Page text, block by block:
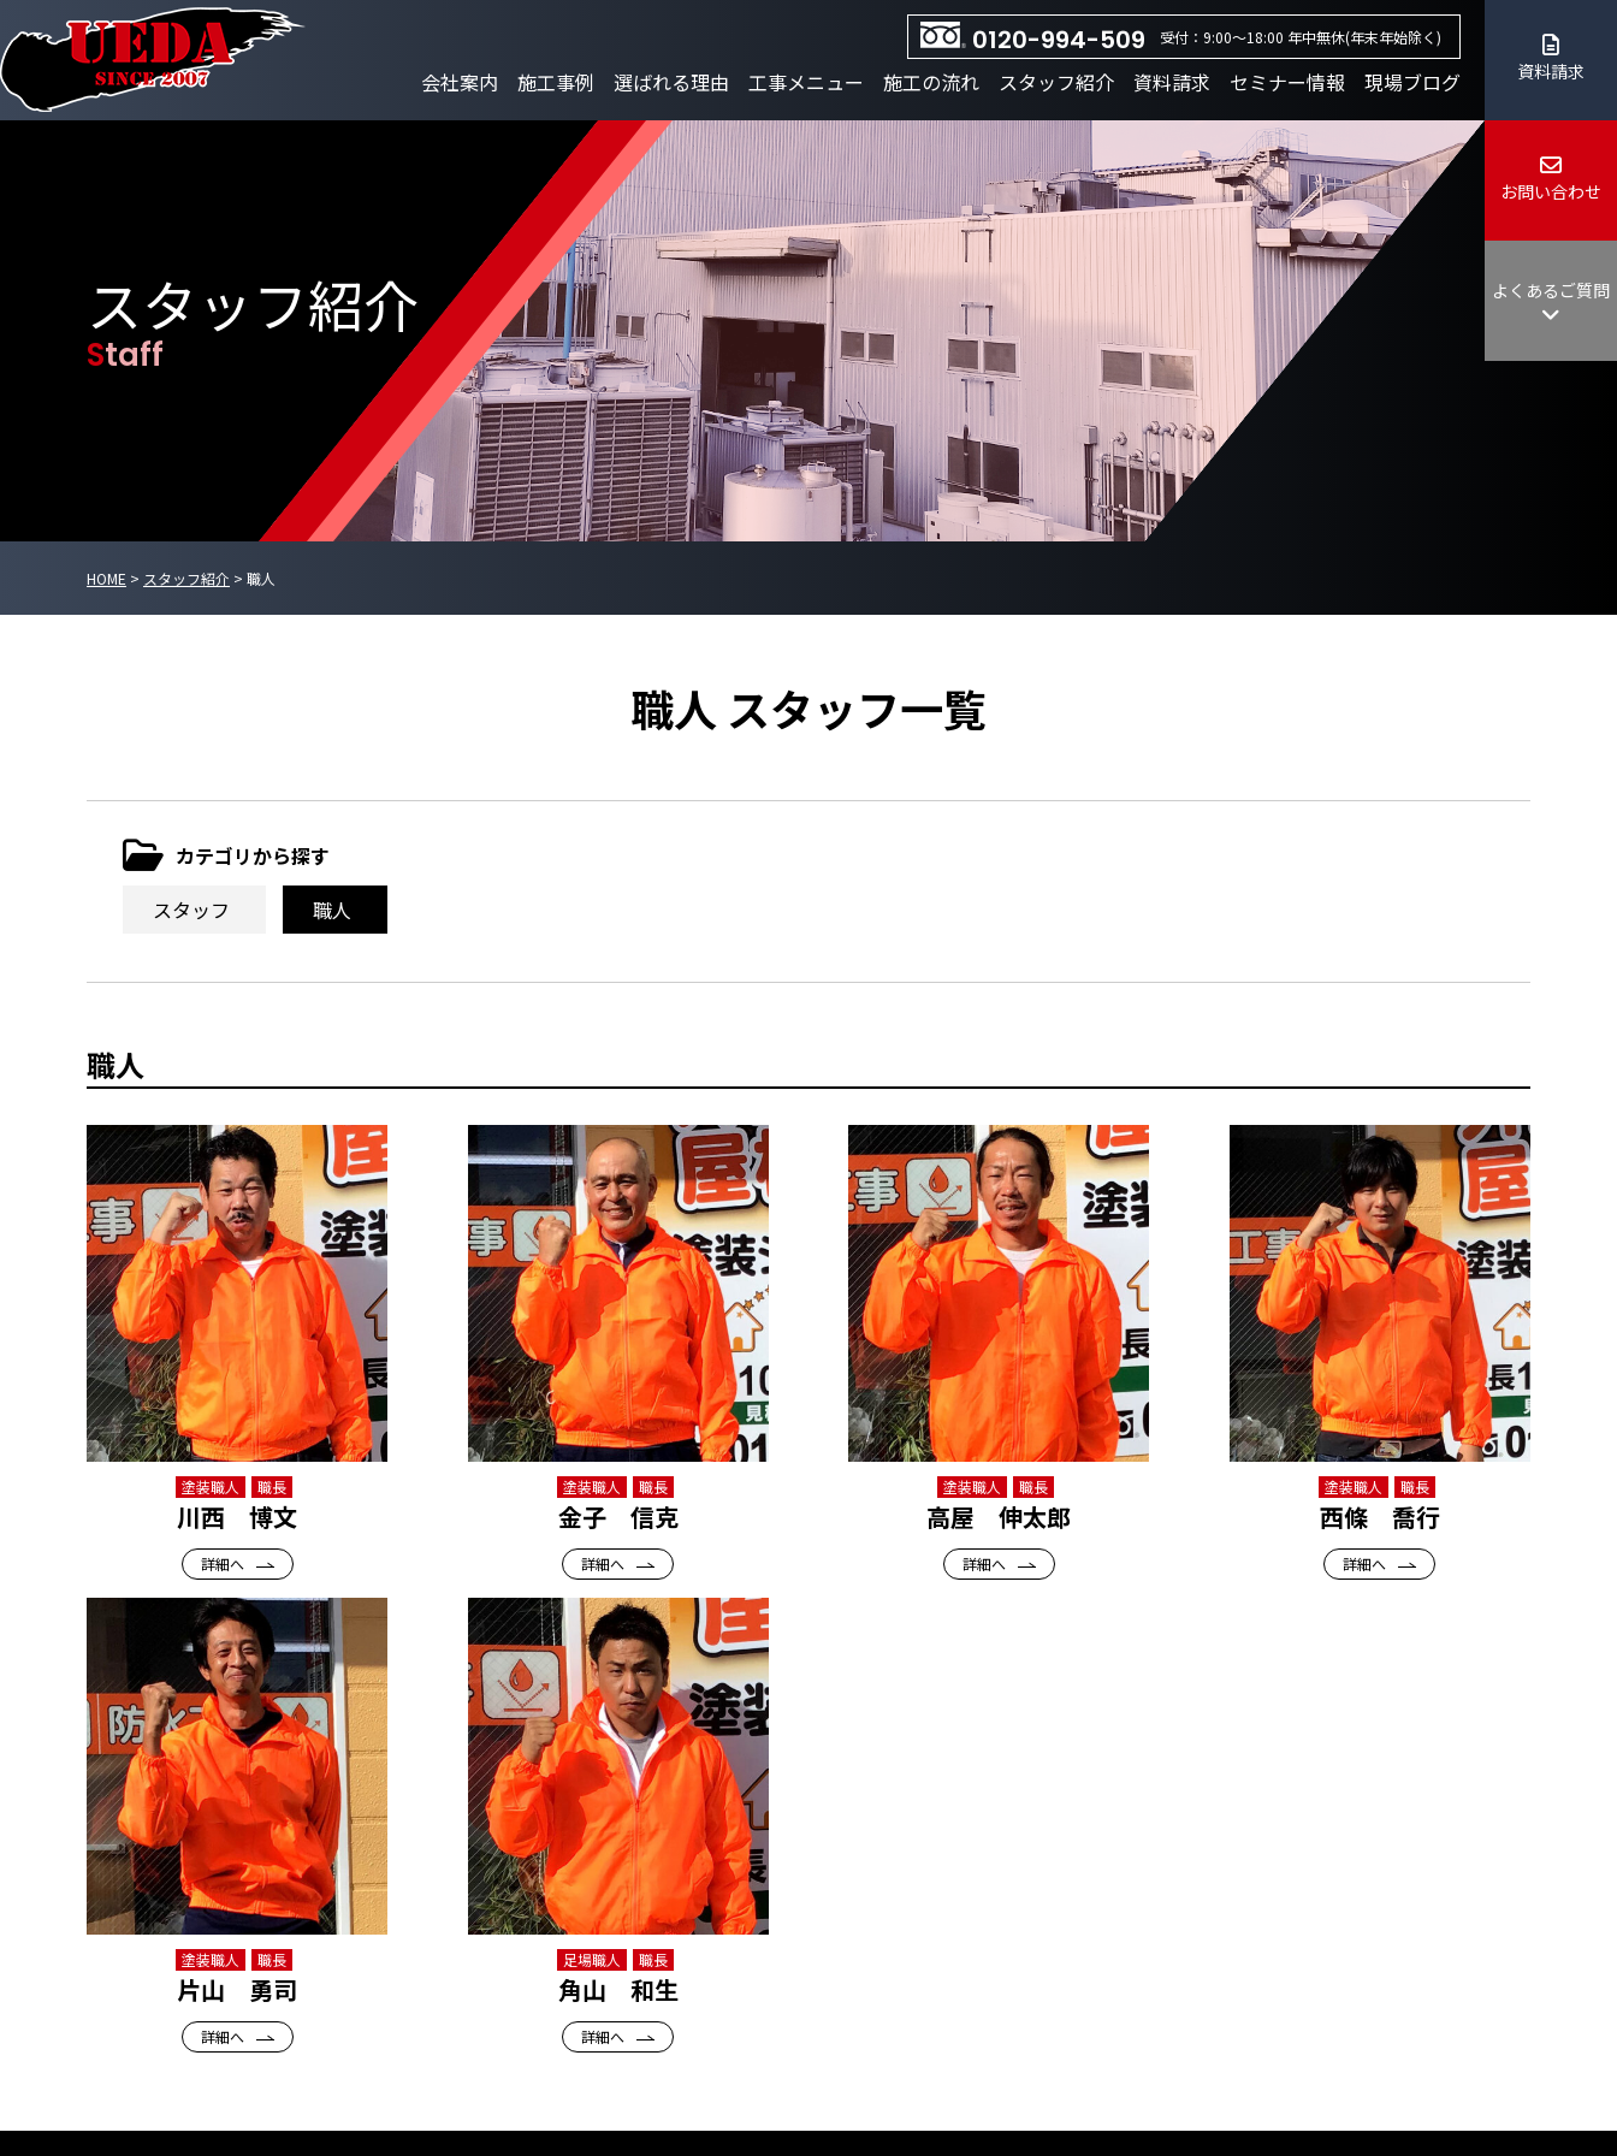
0120-994-509 受付：9:00～18:00 年中無休(年末年始除く)
会社案内 施工事例 選ばれる理由 工事メニュー 施工の流れ スタッフ紹介 資料請求 セミナー情報 現場ブログ 資料請求
お問い合わせ
よくあるご質問
スタッフ紹介
Staff
HOME > スタッフ紹介 > 職人
職人 スタッフ一覧
カテゴリから探す
スタッフ
職人
職人
塗装職人 職長
川西 博文
詳細へ
塗装職人 職長
金子 信克
詳細へ
塗装職人 職長
高屋 伸太郎
詳細へ
塗装職人 職長
西條 喬行
詳細へ
塗装職人 職長
片山 勇司
詳細へ
足場職人 職長
角山 和生
詳細へ